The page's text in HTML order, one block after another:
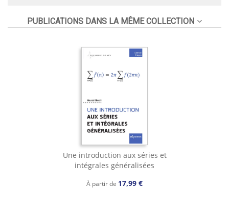
PUBLICATIONS DANS LA MÊME COLLECTION
Une introduction aux séries et
intégrales généralisées
À partir de 17,99 €